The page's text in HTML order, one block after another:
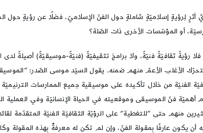
أثرٍ لِرؤيةٍ إسلاميّةٍ شاملةٍ حول الفنّ الإسلاميّ، فضلًا عن رؤيةٍ
أو المؤسّسات الأخرى ذات الصّلة؟
رؤيةً ثقافيّةً فنيّةً، ولا برامجَ تثقيفيّةً (فنيّةً-موسيقيّةً) أصيلةً لدى
الأغلب الأعمّ منهم ضمنه. يقول السيّد موسى الصّدر:
الفنيّة من خلال تأكيده على موسيقية جميع الممارسات
أهميّة فنّ الموسيقى وموقعيته في الحياة الإنسانيّة وفي
منهم حتى “للتغطية” على الرؤيّة الثقافيّة الفنيّة المتقدّمة
أن يكون عارفًا بِمقولة الفنّ، وإن لم تكن له معرفةٌ بِهذه